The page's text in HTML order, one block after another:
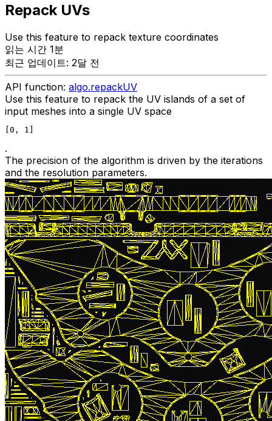
Repack UVs
Use this feature to repack texture coordinates
읽는 시간 1분
최근 업데이트: 2달 전
API function: algo.repackUV
Use this feature to repack the UV islands of a set of
input meshes into a single UV space
[0, 1]
.
The precision of the algorithm is driven by the iterations
and the resolution parameters.